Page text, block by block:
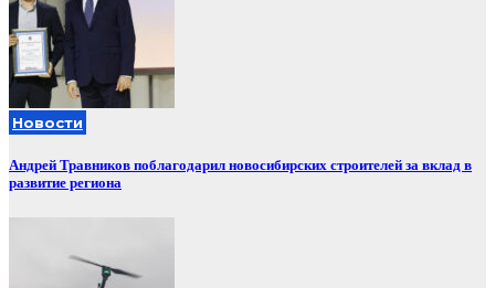
Новости
Андрей Травников поблагодарил новосибирских строителей за вклад в
развитие региона